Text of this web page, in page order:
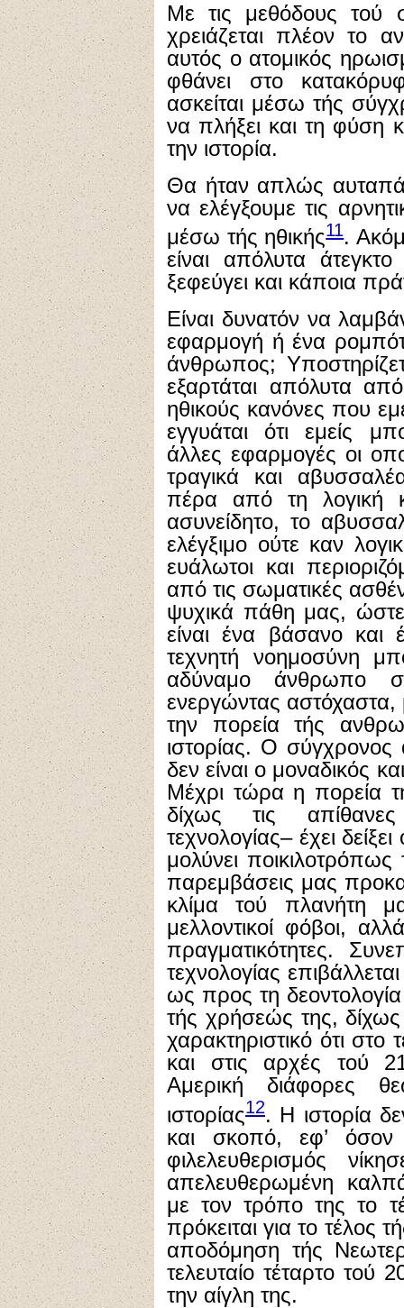
Με τις μεθόδους τού
χρειάζεται πλέον το
αυτός ο ατομικός
φθάνει στο
ασκείται μέσω τής
να πλήξει και τη φύση
την ιστορία.
Θα ήταν απλώς
να ελέγξουμε τις
μέσω τής ηθικής11.
είναι απόλυτα
ξεφεύγει και κάποια
Είναι δυνατόν να
εφαρμογή ή ένα
άνθρωπος;
εξαρτάται απόλυτα
ηθικούς κανόνες που
εγγυάται ότι εμείς
άλλες εφαρμογές οι
τραγικά και
πέρα από τη λογική
ασυνείδητο, το
ελέγξιμο ούτε καν
ευάλωτοι και
από τις σωματικές
ψυχικά πάθη μας,
είναι ένα βάσανο
τεχνητή νοημοσύνη
αδύναμο άνθρωπο
ενεργώντας αστόχαστα,
την πορεία τής
ιστορίας. Ο
δεν είναι ο μοναδικός
Μέχρι τώρα η πορεία
δίχως τις
τεχνολογίας– έχει
μολύνει
παρεμβάσεις μας
κλίμα τού πλανήτη
μελλοντικοί φόβοι,
πραγματικότητες.
τεχνολογίας
ως προς τη
τής χρήσεώς της,
χαρακτηριστικό ότι στο
και στις αρχές τού
Αμερική διάφορες
ιστορίας12. Η ιστορία
και σκοπό, εφ’ όσον
φιλελευθερισμός
απελευθερωμένη
με τον τρόπο της το
πρόκειται για το τέλος
αποδόμηση τής
τελευταίο τέταρτο τού
την αίγλη της.